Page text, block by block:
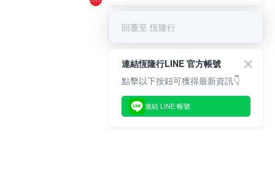
回覆至 恆隆行
連結恆隆行LINE 官方帳號
點擊以下按鈕可獲得最新資訊👇
連結 LINE 帳號